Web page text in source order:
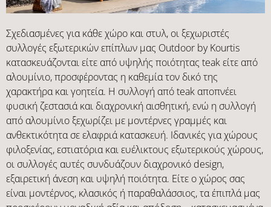
Σχεδιασμένες για κάθε χώρο και στυλ, οι ξεχωριστές
συλλογές εξωτερικών επίπλων μας Outdoor by Kourtis
κατασκευάζονται είτε από υψηλής ποιότητας teak είτε από
αλουμίνιο, προσφέροντας η καθεμία τον δικό της
χαρακτήρα και γοητεία. Η συλλογή από teak αποπνέει
φυσική ζεστασιά και διαχρονική αισθητική, ενώ η συλλογή
από αλουμίνιο ξεχωρίζει με μοντέρνες γραμμές και
ανθεκτικότητα σε ελαφριά κατασκευή. Ιδανικές για χώρους
φιλοξενίας, εστιατόρια και ευέλικτους εξωτερικούς χώρους,
οι συλλογές αυτές συνδυάζουν διαχρονικό design,
εξαιρετική άνεση και υψηλή ποιότητα. Είτε ο χώρος σας
είναι μοντέρνος, κλασικός ή παραθαλάσσιος, τα έπιπλά μας